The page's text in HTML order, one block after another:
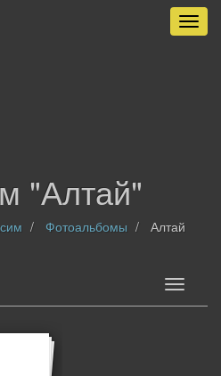
"Алтай"
Фотоальбомы Алтай